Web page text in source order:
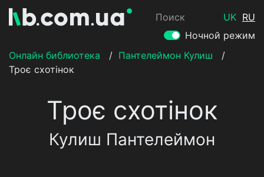
Поиск UK RU
Ночной режим
Онлайн библиотека
/ Пантелеймон Кулиш
/
Троє схотінок
Троє схотінок
Кулиш Пантелеймон